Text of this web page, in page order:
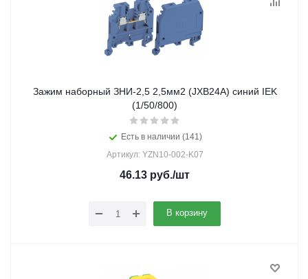
Зажим наборный ЗНИ-2,5 2,5мм2 (JXB24А) синий IEK
(1/50/800)
Есть в наличии (141)
Артикул: YZN10-002-K07
46.13 руб./шт
В корзину